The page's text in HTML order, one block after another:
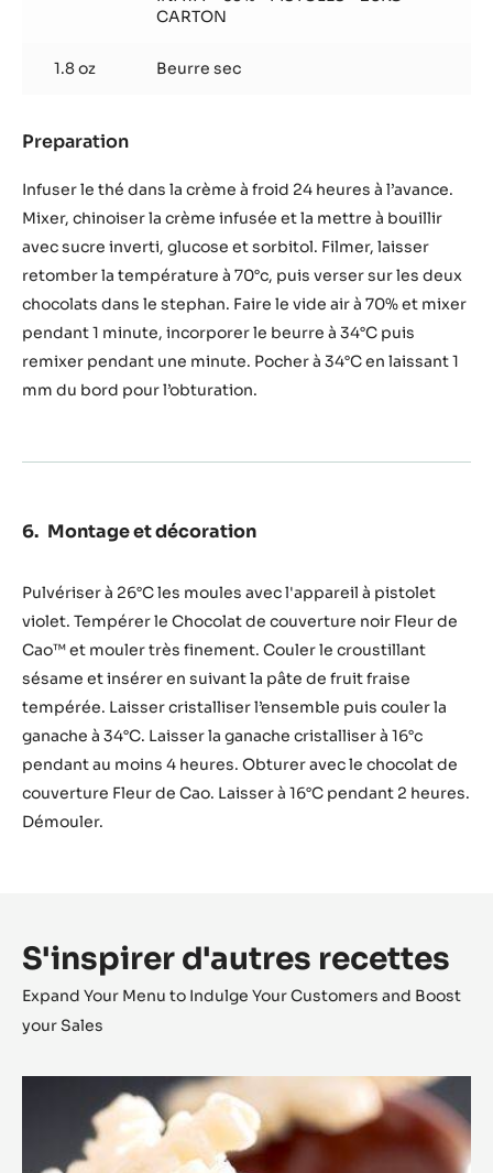
CARTON
1.8 oz Beurre sec
Preparation
Coquelicot
(2,5g/bonbon)
Infuser le thé dans la crème à froid 24 heures à l’avance.
Mixer, chinoiser la crème infusée et la mettre à bouillir
avec sucre inverti, glucose et sorbitol. Filmer, laisser
retomber la température à 70°c, puis verser sur les deux
chocolats dans le stephan. Faire le vide air à 70% et mixer
pendant 1 minute, incorporer le beurre à 34°C puis
remixer pendant une minute. Pocher à 34°C en laissant 1
mm du bord pour l’obturation.
Montage et décoration
Pulvériser à 26°C les moules avec l'appareil à pistolet
violet. Tempérer le Chocolat de couverture noir Fleur de
Cao™ et mouler très finement. Couler le croustillant
sésame et insérer en suivant la pâte de fruit fraise
tempérée. Laisser cristalliser l’ensemble puis couler la
ganache à 34°C. Laisser la ganache cristalliser à 16°c
pendant au moins 4 heures. Obturer avec le chocolat de
couverture Fleur de Cao. Laisser à 16°C pendant 2 heures.
Démouler.
S'inspirer d'autres recettes
Expand Your Menu to Indulge Your Customers and Boost
your Sales
Crakine™